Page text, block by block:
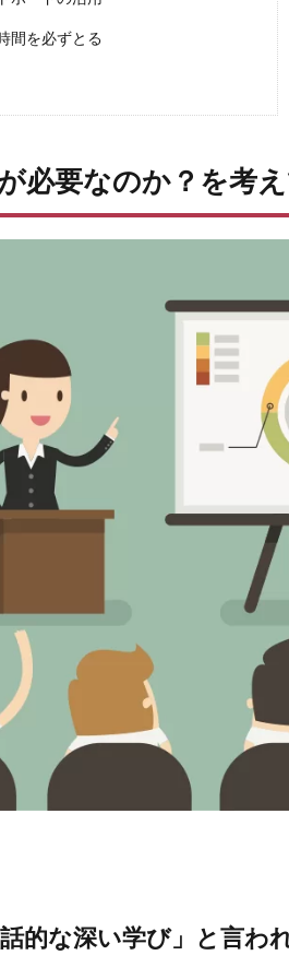
間を必ずとる
必要なのか？を考
話的な深い学び」と言わ